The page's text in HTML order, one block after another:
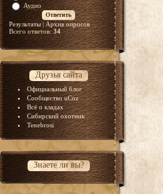
Аудио
Результаты|Архив опросов
Всего ответов:34
Друзья сайта
Официальный блог
Сообщество uCoz
Всё о кладах
Сибирский охотник
Tenebrosi
Знаете ли вы?